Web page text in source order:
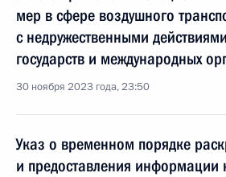
мер в сфере воздушного
с недружественными
государств и международных
30 ноября 2023 года, 23:50
Указ о временном порядке
и предоставления информации